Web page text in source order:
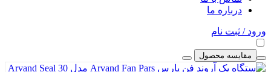
درباره ما
ورود / ثبت نام
مقایسه محصول